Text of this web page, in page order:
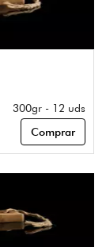
300gr - 12 uds
Comprar